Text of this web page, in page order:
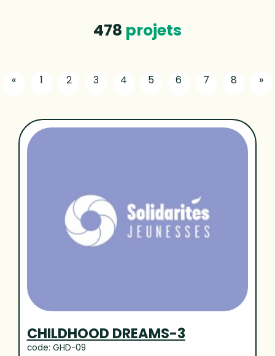
478 projets
« 1 2 3 4 5 6 7 8 »
CHILDHOOD DREAMS-3
code: GHD-09